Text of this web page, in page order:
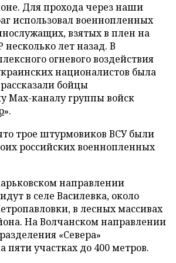
Для прохода через наши
использовал военнопленных
взятых в плен на
лет назад. В
огневого воздействия
националистов была
бойцы
Max-каналу группы войск
».
трое штурмовиков ВСУ были
российских военнопленных
направлении
в селе Василевка, около
в лесных массивах
На Волчанском направлении
«Севера»
пяти участках до 400 метров.